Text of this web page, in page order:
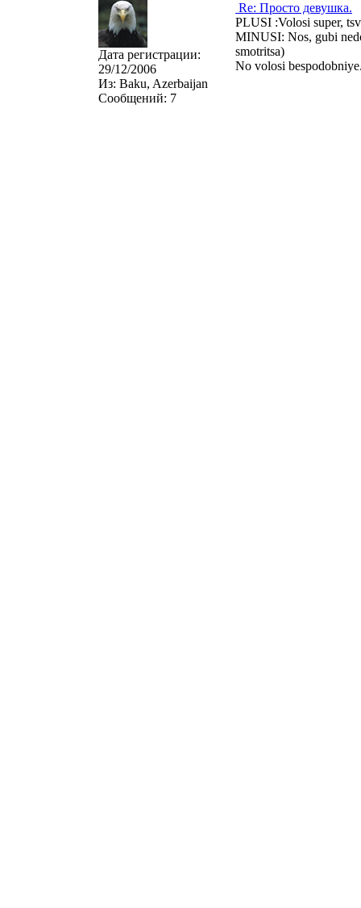
Дата регистрации:
29/12/2006
Из: Baku, Azerbaijan
Сообщений: 7
Re: Просто девушка.
PLUSI :Volosi super,
MINUSI: Nos, gubi
smotritsa)
No volosi